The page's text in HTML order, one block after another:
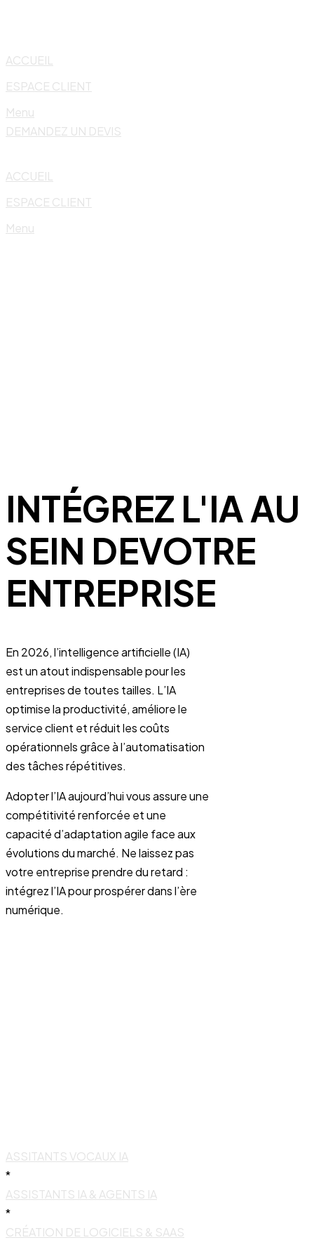
content
ACCUEIL
ESPACE CLIENT
Menu
DEMANDEZ UN DEVIS
ACCUEIL
ESPACE CLIENT
Menu
INTÉGREZ L'IA AU
SEIN DEVOTRE
ENTREPRISE
En 2026, l’intelligence artificielle (IA)
est un atout indispensable pour les
entreprises de toutes tailles. L’IA
optimise la productivité, améliore le
service client et réduit les coûts
opérationnels grâce à l’automatisation
des tâches répétitives.
Adopter l’IA aujourd’hui vous assure une
compétitivité renforcée et une
capacité d’adaptation agile face aux
évolutions du marché. Ne laissez pas
votre entreprise prendre du retard :
intégrez l’IA pour prospérer dans l’ère
numérique.
ASSITANTS VOCAUX IA
*
ASSISTANTS IA & AGENTS IA
*
CRÉATION DE LOGICIELS & SAAS